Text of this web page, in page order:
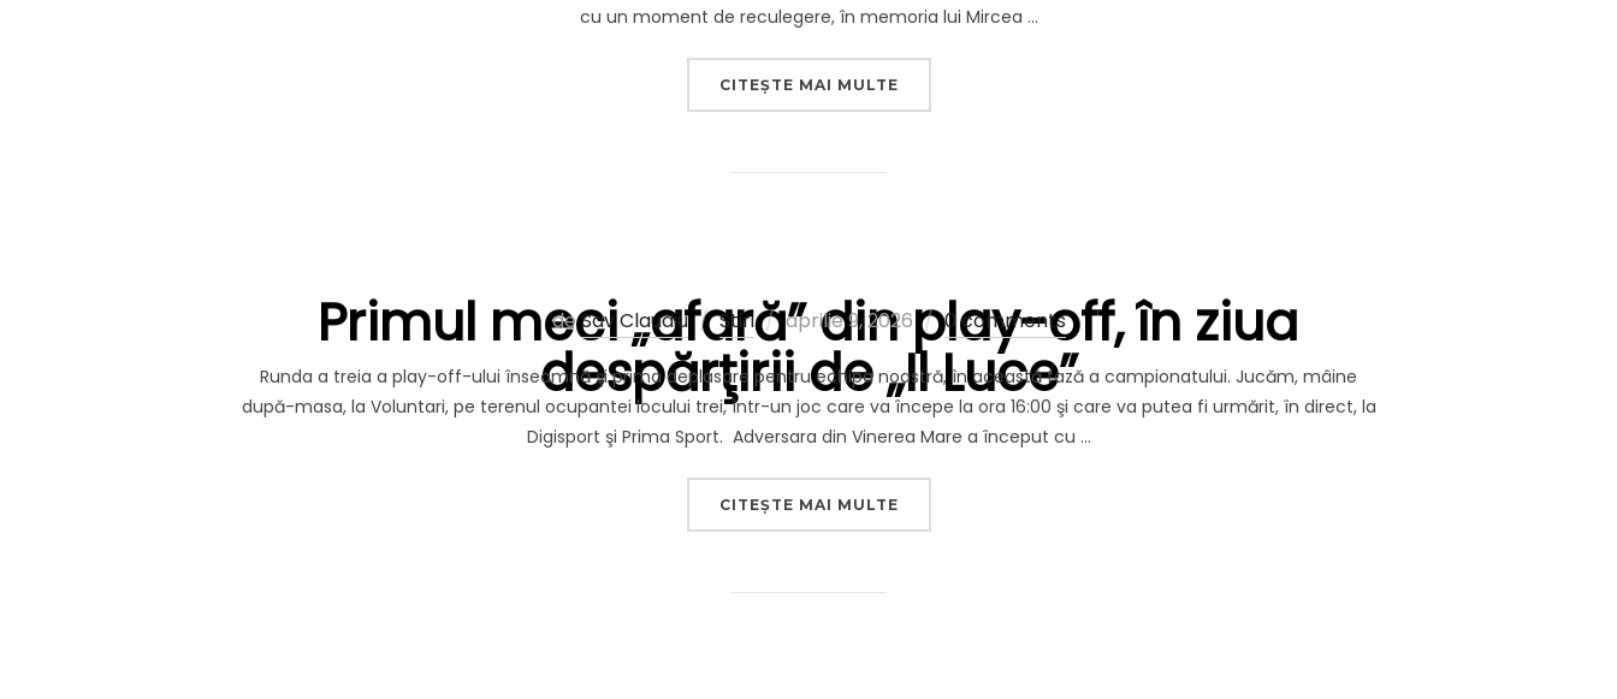
cu un moment de reculegere, în memoria lui Mircea …
CITEȘTE MAI MULTE„SUFERIM AL DOILEA EŞEC AL STAGIUNII, ÎN DEPLASAREA DE LA VOLUNTARI”
Primul meci „afară” din play-off, în ziua
despărţirii de „Il Luce”
deSav Claudiu Stiri
Publicat
pe
aprilie 9, 2026 0 comments
Runda a treia a play-off-ului înseamnă şi prima deplasare pentru echipa noastră, în această fază a campionatului. Jucăm, mâine
după-masa, la Voluntari, pe terenul ocupantei locului trei, într-un joc care va începe la ora 16:00 şi care va putea fi urmărit, în direct, la
Digisport şi Prima Sport. Adversara din Vinerea Mare a început cu …
CITEȘTE MAI MULTE„PRIMUL MECI „AFARĂ” DIN PLAY-OFF, ÎN ZIUA DESPĂRŢIRII DE „IL LUCE””